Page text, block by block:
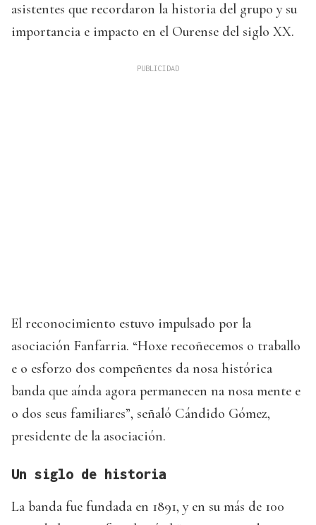
asistentes que recordaron la historia del grupo y su
importancia e impacto en el Ourense del siglo XX.
El reconocimiento estuvo impulsado por la
asociación Fanfarria. “Hoxe recoñecemos o traballo
e o esforzo dos compeñentes da nosa histórica
banda que aínda agora permanecen na nosa mente e
o dos seus familiares”, señaló Cándido Gómez,
presidente de la asociación.
Un siglo de historia
La banda fue fundada en 1891, y en su más de 100